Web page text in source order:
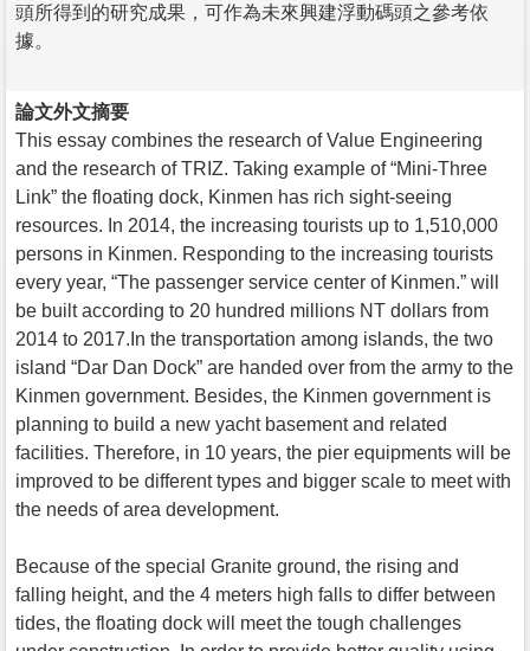
頭所得到的研究成果，可作為未來興建浮動碼頭之參考依
據。
論文外文摘要
This essay combines the research of Value Engineering
and the research of TRIZ. Taking example of “Mini-Three
Link” the floating dock, Kinmen has rich sight-seeing
resources. In 2014, the increasing tourists up to 1,510,000
persons in Kinmen. Responding to the increasing tourists
every year, “The passenger service center of Kinmen.” will
be built according to 20 hundred millions NT dollars from
2014 to 2017.In the transportation among islands, the two
island “Dar Dan Dock” are handed over from the army to the
Kinmen government. Besides, the Kinmen government is
planning to build a new yacht basement and related
facilities. Therefore, in 10 years, the pier equipments will be
improved to be different types and bigger scale to meet with
the needs of area development.
Because of the special Granite ground, the rising and
falling height, and the 4 meters high falls to differ between
tides, the floating dock will meet the tough challenges